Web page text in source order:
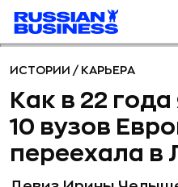
ИСТОРИИ / КАРЬЕРА
Как в 22
10 вузов
переехала в